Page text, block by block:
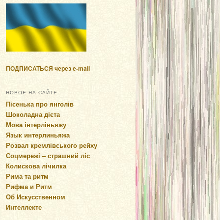
ПОДПИСАТЬСЯ через e-mail
НОВОЕ НА САЙТЕ
Пісенька про янголів
Шоколадна дієта
Мова інтерліньяжу
Язык интерлиньяжа
Розвал кремлівського рейху
Соцмережі – страшний ліс
Колискова лічилка
Рима та ритм
Рифма и Ритм
Об Искусственном
Интеллекте